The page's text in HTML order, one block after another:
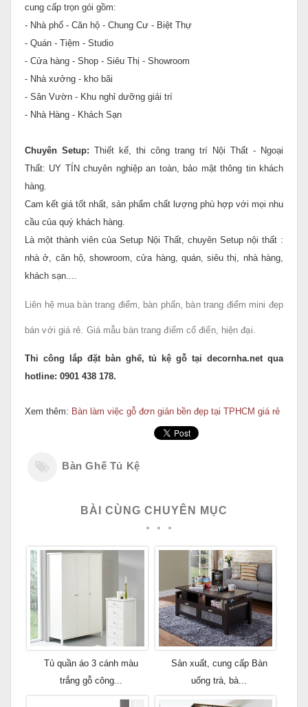
cung cấp trọn gói gồm:
- Nhà phố - Căn hộ - Chung Cư - Biệt Thự
- Quán - Tiệm - Studio
- Cửa hàng - Shop - Siêu Thị - Showroom
- Nhà xưởng - kho bãi
- Sân Vườn - Khu nghỉ dưỡng giải trí
- Nhà Hàng - Khách Sạn
Chuyên Setup: Thiết kế, thi công trang trí Nội Thất - Ngoại
Thất: UY TÍN chuyên nghiệp an toàn, bảo mật thông tin khách
hàng.
Cam kết giá tốt nhất, sản phẩm chất lượng phù hợp với mọi nhu
cầu của quý khách hàng.
Là một thành viên của Setup Nội Thất, chuyên Setup nội thất :
nhà ở, căn hộ, showroom, cửa hàng, quán, siêu thị, nhà hàng,
khách sạn....
Liên hệ mua bàn trang điểm, bàn phấn, bàn trang điểm mini đẹp
bán với giá rẻ. Giá mẫu bàn trang điểm cổ điển, hiện đại.
Thi công lắp đặt bàn ghế, tủ kệ gỗ tại decornha.net qua
hotline: 0901 438 178.
Xem thêm: Bàn làm việc gỗ đơn giản bền đẹp tại TPHCM giá rẻ
Bàn Ghế Tủ Kệ
BÀI CÙNG CHUYÊN MỤC
Tủ quần áo 3 cánh màu
trắng gỗ công...
Sản xuất, cung cấp Bàn
uống trà, bà...